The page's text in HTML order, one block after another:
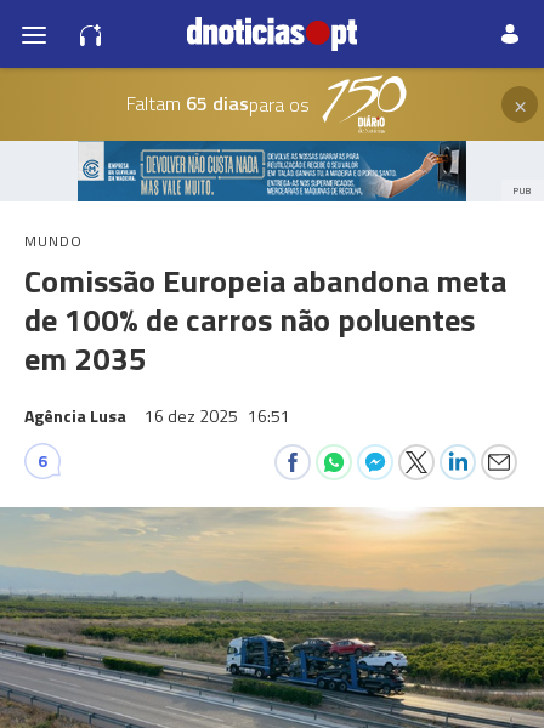
Faltam 65 diaspara os ×
PUB
MUNDO
Comissão Europeia abandona meta
de 100% de carros não poluentes
em 2035
Agência Lusa 16 dez 2025 16:51
6